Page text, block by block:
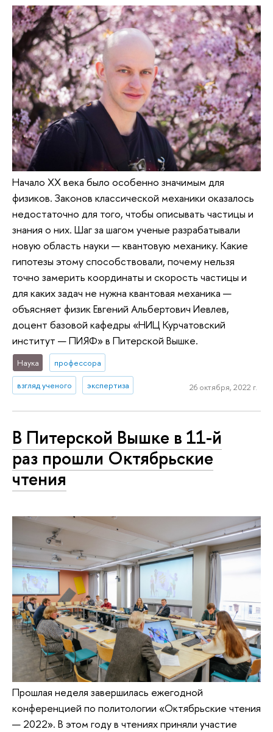
Начало XX века было особенно значимым для
физиков. Законов классической механики оказалось
недостаточно для того, чтобы описывать частицы и
знания о них. Шаг за шагом ученые разрабатывали
новую область науки — квантовую механику. Какие
гипотезы этому способствовали, почему нельзя
точно замерить координаты и скорость частицы и
для каких задач не нужна квантовая механика —
объясняет физик Евгений Альбертович Иевлев,
доцент базовой кафедры «НИЦ Курчатовский
институт — ПИЯФ» в Питерской Вышке.
Наука профессора
взгляд ученого экспертиза 26 октября, 2022 г.
В Питерской Вышке в 11-й
раз прошли Октябрьские
чтения
Прошлая неделя завершилась ежегодной
конференцией по политологии «Октябрьские чтения
— 2022». В этом году в чтениях приняли участие